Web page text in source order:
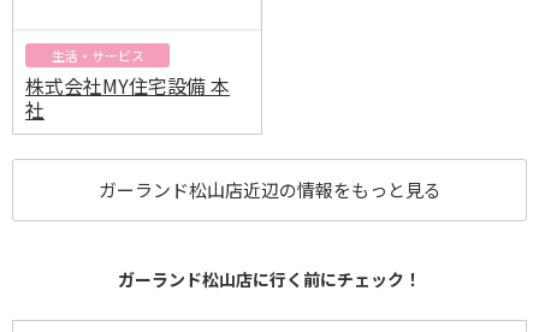
生活・サービス
株式会社MY住宅設備 本
社
ガーランド松山店近辺の情報をもっと見る
ガーランド松山店に行く前にチェック！